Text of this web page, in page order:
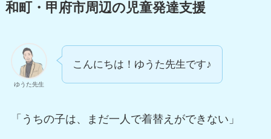
和町・甲府市周辺の児童発達支援
ゆうた先生
こんにちは！ゆうた先生です♪
「うちの子は、まだ一人で着替えができない」